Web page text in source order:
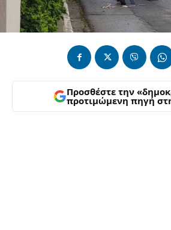
Προσθέστε την
προτιμώμενη πηγή